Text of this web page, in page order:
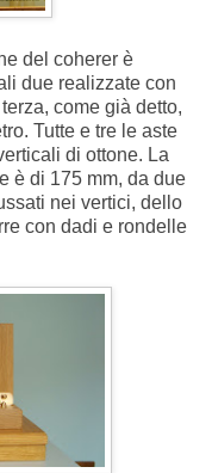
del coherer è
due realizzate con
come già detto,
Tutte e tre le aste
di ottone. La
è di 175 mm, da due
nei vertici, dello
con dadi e rondelle